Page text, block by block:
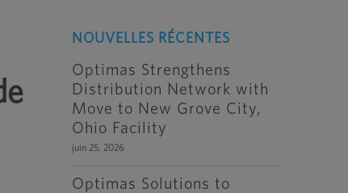
NOUVELLES RÉCENTES
Optimas Strengthens
Distribution Network with
Move to New Grove City,
Ohio Facility
juin 25, 2026
Optimas Solutions to